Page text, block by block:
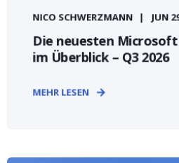
NICO SCHWERZMANN JUN
Die neuesten
im Überblick – Q3 2026
MEHR LESEN